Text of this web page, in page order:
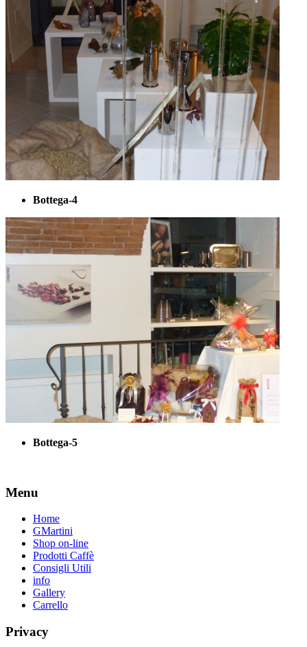
Bottega-4
Bottega-5
Menu
Home
GMartini
Shop on-line
Prodotti Caffè
Consigli Utili
info
Gallery
Carrello
Privacy